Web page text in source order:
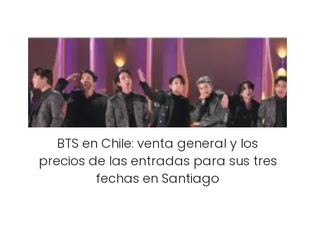
BTS en Chile: venta general y los
precios de las entradas para sus tres
fechas en Santiago